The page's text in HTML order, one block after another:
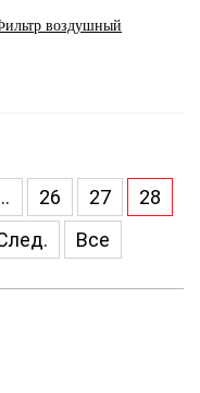
воздушный
26 27
28
Все